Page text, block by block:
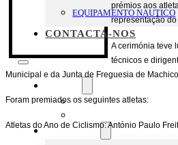
EQUIPAMENTO NAUTICO
CONTACTA-NOS
Mensagem da Direção
Modalidades
prémios aos
representação
A cerimónia teve
técnicos e
Municipal e da Junta de Freguesia de Machico.
Foram premiados os seguintes atletas:
Atletas do Ano de Ciclismo: António Paulo